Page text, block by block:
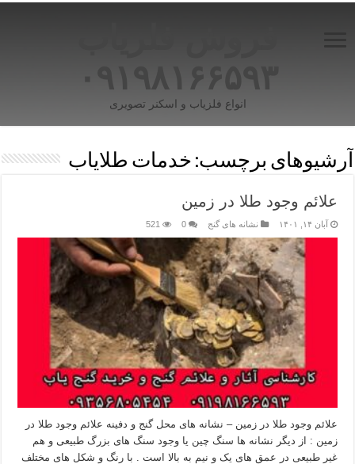
۰۹۱۹۸۱۶۶۵۹۳
انواع فلزیاب و اسکنر تصویری
آرشیوهای برچسب: خدمات طلایاب
علائم وجود طلا در زمین
آبان ۱۴, ۱۴۰۱ نشانه های گنج 0
521
علائم وجود طلا در زمین – نشانه های محل گنج و دفینه علائم وجود طلا در
زمین : از دیگر نشانه ها سنگ چین یا وجود سنگ های بزرگ طبیعی و هم
غیر طبیعی در عمق های یک و نیم به بالا است . با رنگ و شکل های مختلف